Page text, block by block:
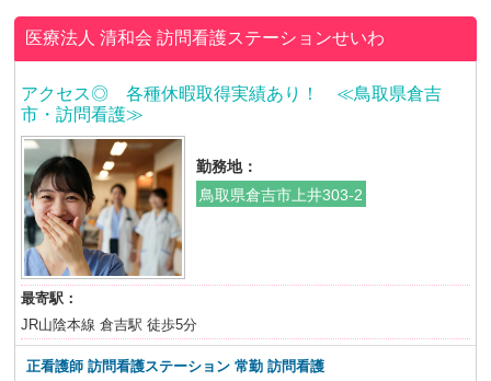
医療法人 清和会訪問看護ステーションせいわ
アクセス◎ 各種休暇取得実績あり！ ≪鳥取県倉吉
市・訪問看護≫
勤務地：
鳥取県倉吉市上井303-2
最寄駅：
JR山陰本線 倉吉駅 徒歩5分
正看護師 訪問看護ステーション 常勤 訪問看護